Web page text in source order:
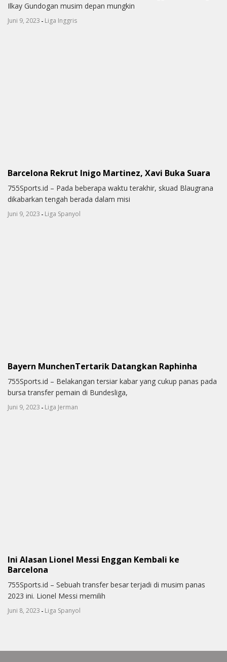
Ilkay Gundogan musim depan mungkin
Juni 9, 2023 - Liga Inggris
Barcelona Rekrut Inigo Martinez, Xavi Buka Suara
755Sports.id – Pada beberapa waktu terakhir, skuad Blaugrana
dikabarkan tengah berada dalam misi
Juni 9, 2023 - Liga Spanyol
Bayern MunchenTertarik Datangkan Raphinha
755Sports.id – Belakangan tersiar kabar yang cukup panas pada
bursa transfer pemain di Bundesliga,
Juni 9, 2023 - Liga Jerman
Ini Alasan Lionel Messi Enggan Kembali ke
Barcelona
755Sports.id – Sebuah transfer besar terjadi di musim panas
2023 ini. Lionel Messi memilih
Juni 8, 2023 - Liga Spanyol